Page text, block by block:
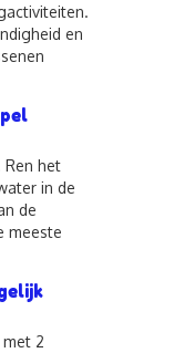
en
Ren het
in de
de
meeste
2